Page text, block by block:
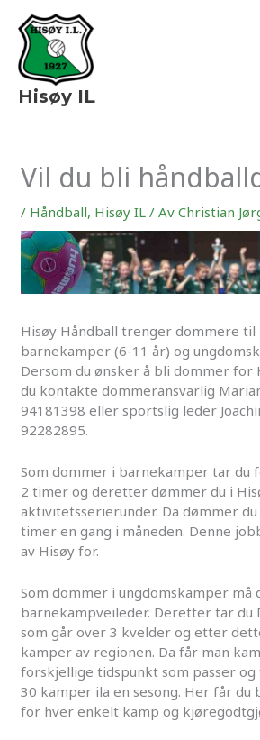
rett
innholdet
Hisøy IL
Vil du bli
/ Håndball, Hisøy IL / Av Christian
Hisøy Håndball trenger dommere til
barnekamper (6-11 år) og
Dersom du ønsker å bli dommer for
du kontakte dommeransvarlig
94181398 eller sportslig leder
92282895.
Som dommer i barnekamper tar du
2 timer og deretter dømmer du i
aktivitetsserierunder. Da dømmer
timer en gang i måneden. Denne
av Hisøy for.
Som dommer i ungdomskamper
barnekampveileder. Deretter tar du
som går over 3 kvelder og etter
kamper av regionen. Da får man
forskjellige tidspunkt som passer
30 kamper ila en sesong. Her får du
for hver enkelt kamp og